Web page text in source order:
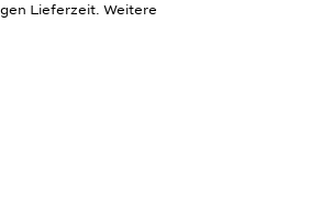
Lieferzeit. Weitere